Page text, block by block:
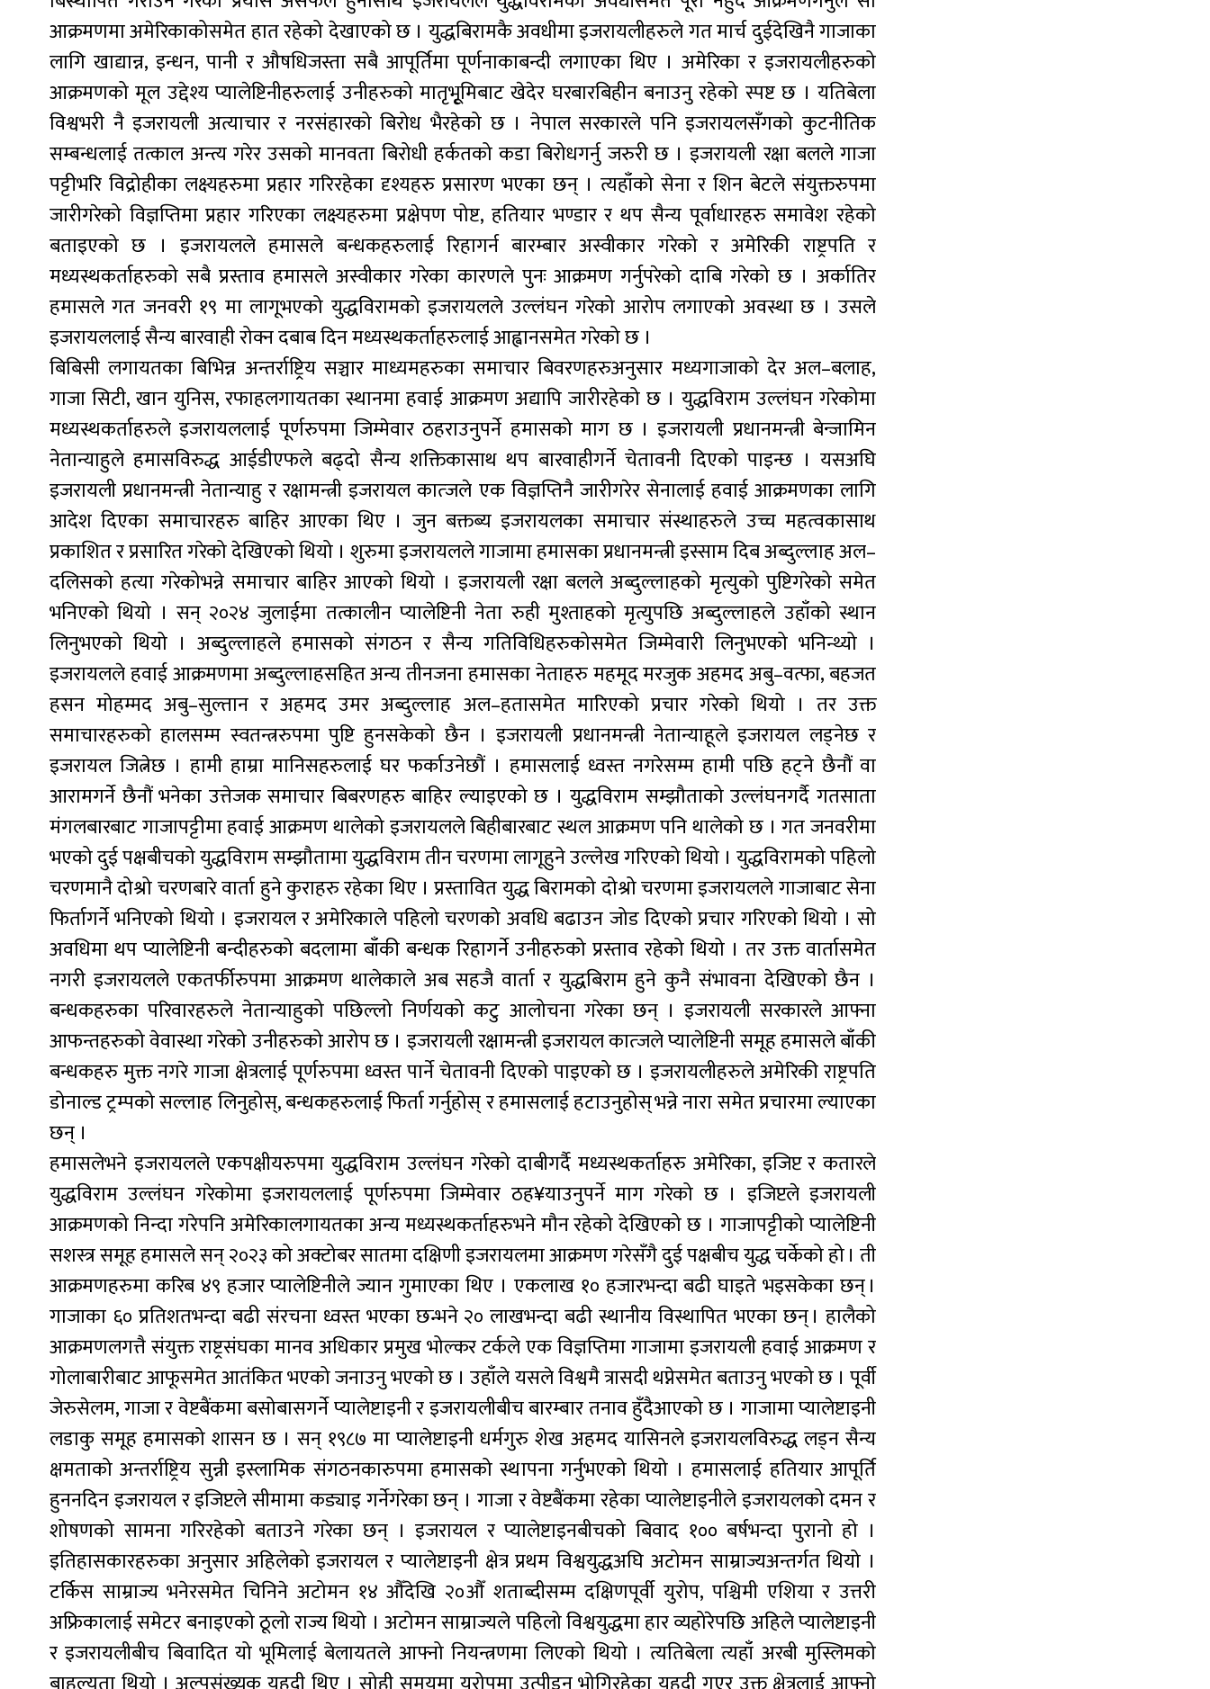
आक्रमणमा अमेरिकाकोसमेत हात रहेको देखाएको छ । युद्धबिरामकै अवधीमा इजरायलीहरुले गत मार्च दुईदेखिनै गाजाका
लागि खाद्यान्न, इन्धन, पानी र औषधिजस्ता सबै आपूर्तिमा पूर्णनाकाबन्दी लगाएका थिए । अमेरिका र इजरायलीहरुको
आक्रमणको मूल उद्देश्य प्यालेष्टिनीहरुलाई उनीहरुको मातृभूृमिबाट खेदेर घरबारबिहीन बनाउनु रहेको स्पष्ट छ । यतिबेला
विश्वभरी नै इजरायली अत्याचार र नरसंहारको बिरोध भैरहेको छ । नेपाल सरकारले पनि इजरायलसँगको कुटनीतिक
सम्बन्धलाई तत्काल अन्त्य गरेर उसको मानवता बिरोधी हर्कतको कडा बिरोधगर्नु जरुरी छ । इजरायली रक्षा बलले गाजा
पट्टीभरि विद्रोहीका लक्ष्यहरुमा प्रहार गरिरहेका दृश्यहरु प्रसारण भएका छन् । त्यहाँको सेना र शिन बेटले संयुक्तरुपमा
जारीगरेको विज्ञप्तिमा प्रहार गरिएका लक्ष्यहरुमा प्रक्षेपण पोष्ट, हतियार भण्डार र थप सैन्य पूर्वाधारहरु समावेश रहेको
बताइएको छ । इजरायलले हमासले बन्धकहरुलाई रिहागर्न बारम्बार अस्वीकार गरेको र अमेरिकी राष्ट्रपति र
मध्यस्थकर्ताहरुको सबै प्रस्ताव हमासले अस्वीकार गरेका कारणले पुनः आक्रमण गर्नुपरेको दाबि गरेको छ । अर्कातिर
हमासले गत जनवरी १९ मा लागूभएको युद्धविरामको इजरायलले उल्लंघन गरेको आरोप लगाएको अवस्था छ । उसले
इजरायललाई सैन्य बारवाही रोक्न दबाब दिन मध्यस्थकर्ताहरुलाई आह्वानसमेत गरेको छ ।
बिबिसी लगायतका बिभिन्न अन्तर्राष्ट्रिय सञ्चार माध्यमहरुका समाचार बिवरणहरुअनुसार मध्यगाजाको देर अल–बलाह,
गाजा सिटी, खान युनिस, रफाहलगायतका स्थानमा हवाई आक्रमण अद्यापि जारीरहेको छ । युद्धविराम उल्लंघन गरेकोमा
मध्यस्थकर्ताहरुले इजरायललाई पूर्णरुपमा जिम्मेवार ठहराउनुपर्ने हमासको माग छ । इजरायली प्रधानमन्त्री बेन्जामिन
नेतान्याहुले हमासविरुद्ध आईडीएफले बढ्दो सैन्य शक्तिकासाथ थप बारवाहीगर्ने चेतावनी दिएको पाइन्छ । यसअघि
इजरायली प्रधानमन्त्री नेतान्याहु र रक्षामन्त्री इजरायल कात्जले एक विज्ञप्तिनै जारीगरेर सेनालाई हवाई आक्रमणका लागि
आदेश दिएका समाचारहरु बाहिर आएका थिए । जुन बक्तब्य इजरायलका समाचार संस्थाहरुले उच्च महत्वकासाथ
प्रकाशित र प्रसारित गरेको देखिएको थियो । शुरुमा इजरायलले गाजामा हमासका प्रधानमन्त्री इस्साम दिब अब्दुल्लाह अल–
दलिसको हत्या गरेकोभन्ने समाचार बाहिर आएको थियो । इजरायली रक्षा बलले अब्दुल्लाहको मृत्युको पुष्टिगरेको समेत
भनिएको थियो । सन् २०२४ जुलाईमा तत्कालीन प्यालेष्टिनी नेता रुही मुश्ताहको मृत्युपछि अब्दुल्लाहले उहाँको स्थान
लिनुभएको थियो । अब्दुल्लाहले हमासको संगठन र सैन्य गतिविधिहरुकोसमेत जिम्मेवारी लिनुभएको भनिन्थ्यो ।
इजरायलले हवाई आक्रमणमा अब्दुल्लाहसहित अन्य तीनजना हमासका नेताहरु महमूद मरजुक अहमद अबु–वत्फा, बहजत
हसन मोहम्मद अबु–सुल्तान र अहमद उमर अब्दुल्लाह अल–हतासमेत मारिएको प्रचार गरेको थियो । तर उक्त
समाचारहरुको हालसम्म स्वतन्त्ररुपमा पुष्टि हुनसकेको छैन । इजरायली प्रधानमन्त्री नेतान्याहूले इजरायल लड्नेछ र
इजरायल जित्नेछ । हामी हाम्रा मानिसहरुलाई घर फर्काउनेछौं । हमासलाई ध्वस्त नगरेसम्म हामी पछि हट्ने छैनौं वा
आरामगर्ने छैनौं भनेका उत्तेजक समाचार बिबरणहरु बाहिर ल्याइएको छ । युद्धविराम सम्झौताको उल्लंघनगर्दै गतसाता
मंगलबारबाट गाजापट्टीमा हवाई आक्रमण थालेको इजरायलले बिहीबारबाट स्थल आक्रमण पनि थालेको छ । गत जनवरीमा
भएको दुई पक्षबीचको युद्धविराम सम्झौतामा युद्धविराम तीन चरणमा लागूहुने उल्लेख गरिएको थियो । युद्धविरामको पहिलो
चरणमानै दोश्रो चरणबारे वार्ता हुने कुराहरु रहेका थिए । प्रस्तावित युद्ध बिरामको दोश्रो चरणमा इजरायलले गाजाबाट सेना
फिर्तागर्ने भनिएको थियो । इजरायल र अमेरिकाले पहिलो चरणको अवधि बढाउन जोड दिएको प्रचार गरिएको थियो । सो
अवधिमा थप प्यालेष्टिनी बन्दीहरुको बदलामा बाँकी बन्धक रिहागर्ने उनीहरुको प्रस्ताव रहेको थियो । तर उक्त वार्तासमेत
नगरी इजरायलले एकतर्फीरुपमा आक्रमण थालेकाले अब सहजै वार्ता र युद्धबिराम हुने कुनै संभावना देखिएको छैन ।
बन्धकहरुका परिवारहरुले नेतान्याहुको पछिल्लो निर्णयको कटु आलोचना गरेका छन् । इजरायली सरकारले आफ्ना
आफन्तहरुको वेवास्था गरेको उनीहरुको आरोप छ । इजरायली रक्षामन्त्री इजरायल कात्जले प्यालेष्टिनी समूह हमासले बाँकी
बन्धकहरु मुक्त नगरे गाजा क्षेत्रलाई पूर्णरुपमा ध्वस्त पार्ने चेतावनी दिएको पाइएको छ । इजरायलीहरुले अमेरिकी राष्ट्रपति
डोनाल्ड ट्रम्पको सल्लाह लिनुहोस्, बन्धकहरुलाई फिर्ता गर्नुहोस् र हमासलाई हटाउनुहोस् भन्ने नारा समेत प्रचारमा ल्याएका
छन् ।
हमासलेभने इजरायलले एकपक्षीयरुपमा युद्धविराम उल्लंघन गरेको दाबीगर्दै मध्यस्थकर्ताहरु अमेरिका, इजिप्ट र कतारले
युद्धविराम उल्लंघन गरेकोमा इजरायललाई पूर्णरुपमा जिम्मेवार ठह¥याउनुपर्ने माग गरेको छ । इजिप्टले इजरायली
आक्रमणको निन्दा गरेपनि अमेरिकालगायतका अन्य मध्यस्थकर्ताहरुभने मौन रहेको देखिएको छ । गाजापट्टीको प्यालेष्टिनी
सशस्त्र समूह हमासले सन् २०२३ को अक्टोबर सातमा दक्षिणी इजरायलमा आक्रमण गरेसँगै दुई पक्षबीच युद्ध चर्केको हो । ती
आक्रमणहरुमा करिब ४९ हजार प्यालेष्टिनीले ज्यान गुमाएका थिए । एकलाख १० हजारभन्दा बढी घाइते भइसकेका छन् ।
गाजाका ६० प्रतिशतभन्दा बढी संरचना ध्वस्त भएका छन्भने २० लाखभन्दा बढी स्थानीय विस्थापित भएका छन् । हालैको
आक्रमणलगत्तै संयुक्त राष्ट्रसंघका मानव अधिकार प्रमुख भोल्कर टर्कले एक विज्ञप्तिमा गाजामा इजरायली हवाई आक्रमण र
गोलाबारीबाट आफूसमेत आतंकित भएको जनाउनु भएको छ । उहाँले यसले विश्वमै त्रासदी थप्नेसमेत बताउनु भएको छ । पूर्वी
जेरुसेलम, गाजा र वेष्टबैंकमा बसोबासगर्ने प्यालेष्टाइनी र इजरायलीबीच बारम्बार तनाव हुँदैआएको छ । गाजामा प्यालेष्टाइनी
लडाकु समूह हमासको शासन छ । सन् १९८७ मा प्यालेष्टाइनी धर्मगुरु शेख अहमद यासिनले इजरायलविरुद्ध लड्न सैन्य
क्षमताको अन्तर्राष्ट्रिय सुन्नी इस्लामिक संगठनकारुपमा हमासको स्थापना गर्नुभएको थियो । हमासलाई हतियार आपूर्ति
हुननदिन इजरायल र इजिप्टले सीमामा कड्याइ गर्नेगरेका छन् । गाजा र वेष्टबैंकमा रहेका प्यालेष्टाइनीले इजरायलको दमन र
शोषणको सामना गरिरहेको बताउने गरेका छन् । इजरायल र प्यालेष्टाइनबीचको बिवाद १०० बर्षभन्दा पुरानो हो ।
इतिहासकारहरुका अनुसार अहिलेको इजरायल र प्यालेष्टाइनी क्षेत्र प्रथम विश्वयुद्धअघि अटोमन साम्राज्यअन्तर्गत थियो ।
टर्किस साम्राज्य भनेरसमेत चिनिने अटोमन १४ औँदेखि २०औँ शताब्दीसम्म दक्षिणपूर्वी युरोप, पश्चिमी एशिया र उत्तरी
अफ्रिकालाई समेटर बनाइएको ठूलो राज्य थियो । अटोमन साम्राज्यले पहिलो विश्वयुद्धमा हार व्यहोरेपछि अहिले प्यालेष्टाइनी
र इजरायलीबीच बिवादित यो भूमिलाई बेलायतले आफ्नो नियन्त्रणमा लिएको थियो । त्यतिबेला त्यहाँ अरबी मुस्लिमको